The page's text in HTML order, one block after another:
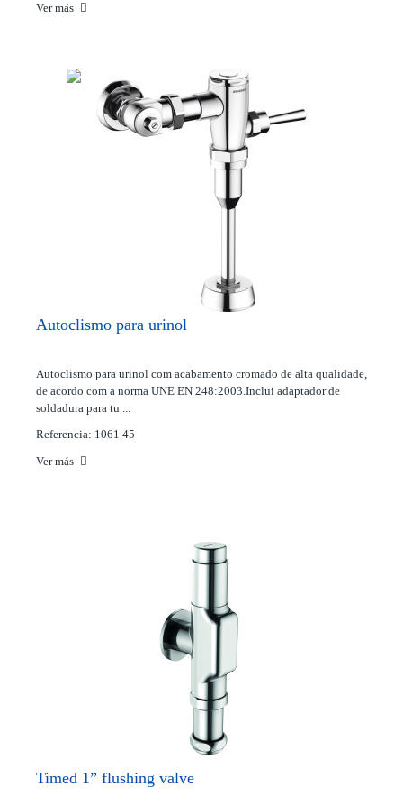
Ver más
Autoclismo para urinol
Autoclismo para urinol com acabamento cromado de alta qualidade,
de acordo com a norma UNE EN 248:2003.Inclui adaptador de
soldadura para tu ...
Referencia: 1061 45
Ver más
Timed 1” flushing valve